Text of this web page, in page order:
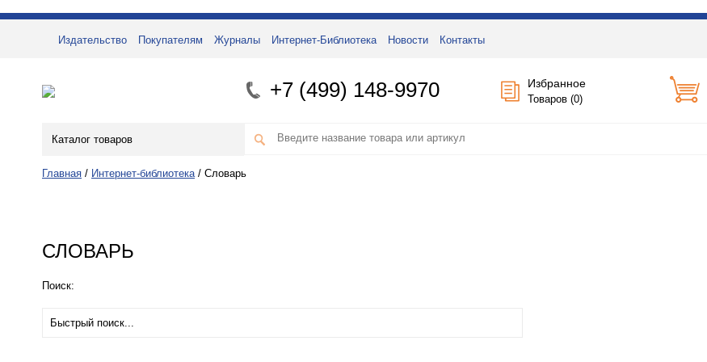
Издательство Покупателям Журналы Интернет-Библиотека Новости Контакты
+7 (499) 148-9970 Избранное
Товаров (0)
Каталог товаров
Главная / Интернет-библиотека / Словарь
СЛОВАРЬ
Поиск: